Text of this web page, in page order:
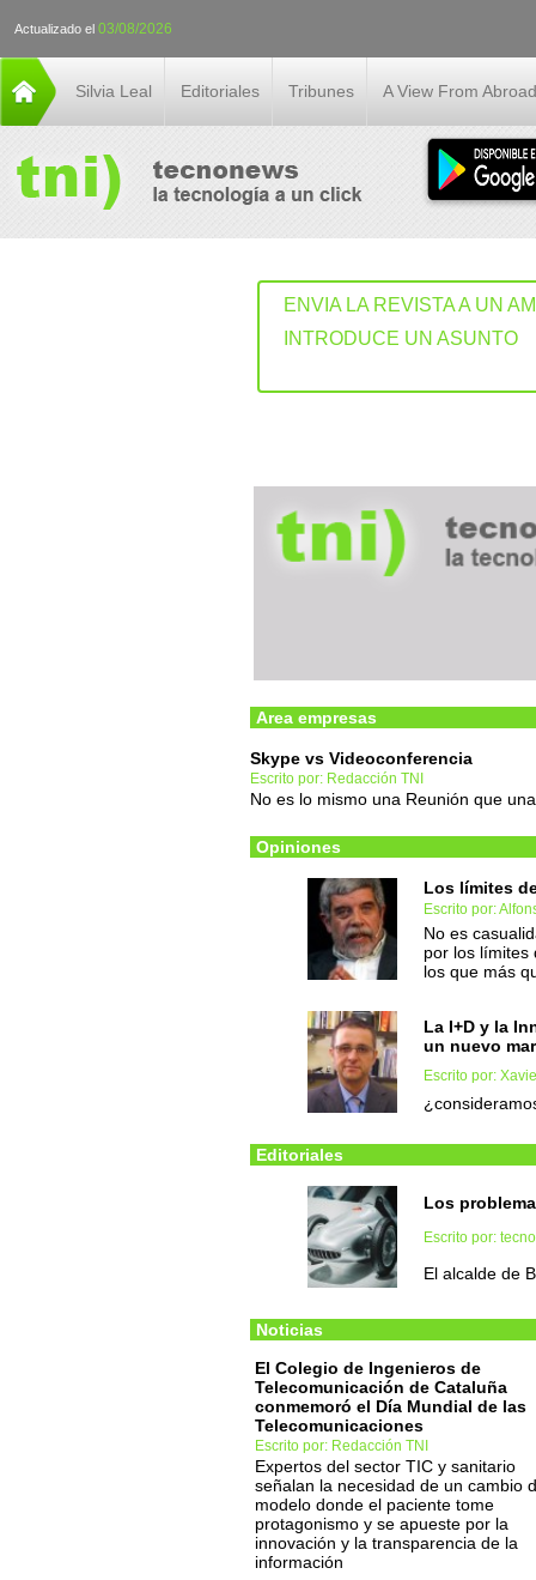
Actualizado el 03/08/2026
Silvia Leal Editoriales Tribunes A View From Abroad
ENVIA LA REVISTA A UN
INTRODUCE UN ASUNTO
Area empresas
Skype vs Videoconferencia
Escrito por: Redacción TNI
No es lo mismo una Reunión que
Opiniones
Los límites
Escrito por:
No es
por los límites
los que más
La I+D y la
un nuevo
Escrito por:
Editoriales
Los
Escrito por:
El alcalde de
Noticias
El Colegio de Ingenieros de
Telecomunicación de Cataluña
conmemoró el Día Mundial de las
Telecomunicaciones
Escrito por: Redacción TNI
Expertos del sector TIC y sanitario
señalan la necesidad de un cambio
modelo donde el paciente tome
protagonismo y se apueste por la
innovación y la transparencia de la
información